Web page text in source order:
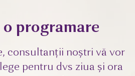
programare
consultanții noștri vă vor
pentru dvs ziua și ora